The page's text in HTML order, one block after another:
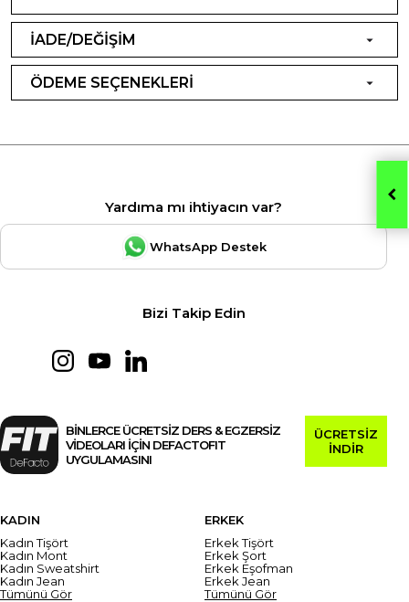
İADE/DEĞİŞİM
ÖDEME SEÇENEKLERİ
Yardıma mı ihtiyacın var?
WhatsApp Destek
Bizi Takip Edin
BİNLERCE ÜCRETSİZ DERS & EGZERSİZ
VİDEOLARI İÇİN DEFACTOFIT
UYGULAMASINI
ÜCRETSİZ
İNDİR
KADIN
Kadın Tişört
Kadın Mont
Kadın Sweatshirt
Kadın Jean
Tümünü Gör
ERKEK
Erkek Tişört
Erkek Şort
Erkek Eşofman
Erkek Jean
Tümünü Gör